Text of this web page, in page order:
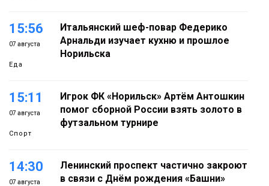
15:56
07 августа
Еда
Итальянский шеф-повар Федерико
Арнальди изучает кухню и прошлое
Норильска
15:11
07 августа
Спорт
Игрок ФК «Норильск» Артём Антошкин
помог сборной России взять золото в
футзальном турнире
14:30
07 августа
Ленинский проспект частично закроют
в связи с Днём рождения «Башни»